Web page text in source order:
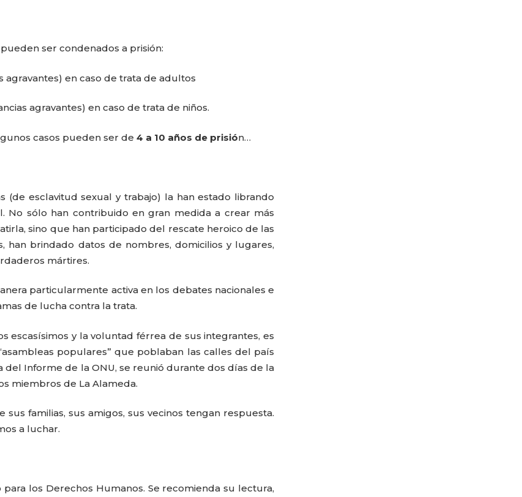
ser condenados a prisión:
agravantes) en caso de trata de adultos
agravantes) en caso de trata de niños.
casos pueden ser de 4 a 10 años de prisión…
(de esclavitud sexual y trabajo) la han estado librando
No sólo han contribuido en gran medida a crear más
sino que han participado del rescate heroico de las
han brindado datos de nombres, domicilios y lugares,
mártires.
particularmente activa en los debates nacionales e
de lucha contra la trata.
escasísimos y la voluntad férrea de sus integrantes, es
populares” que poblaban las calles del país
del Informe de la ONU, se reunió durante dos días de la
miembros de La Alameda.
familias, sus amigos, sus vecinos tengan respuesta.
a luchar.
los Derechos Humanos. Se recomienda su lectura,